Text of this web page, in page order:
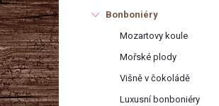
t
r
a
Bonboniéry
Mozartovy koule
Mořské plody
Višně v čokoládě
Luxusní bonboniéry